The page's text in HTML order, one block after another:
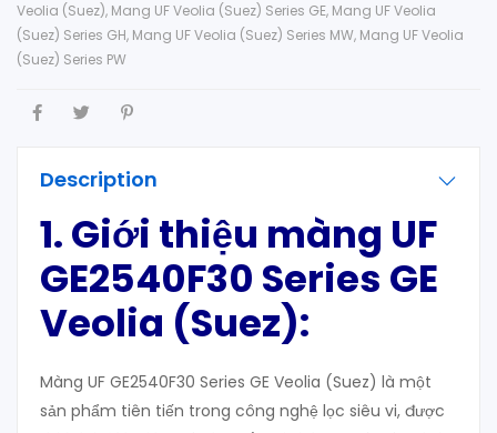
Veolia (Suez), Mang UF Veolia (Suez) Series GE, Mang UF Veolia
(Suez) Series GH, Mang UF Veolia (Suez) Series MW, Mang UF Veolia
(Suez) Series PW
Description
1. Giới thiệu màng UF
GE2540F30 Series GE
Veolia (Suez):
Màng UF GE2540F30 Series GE Veolia (Suez) là một
sản phẩm tiên tiến trong công nghệ lọc siêu vi, được